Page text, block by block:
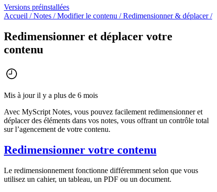
Versions préinstallées
Accueil /Notes /Modifier le contenu /Redimensionner & déplacer/
Redimensionner et déplacer votre
contenu
Mis à jour il y a plus de 6 mois
Avec MyScript Notes, vous pouvez facilement redimensionner et
déplacer des éléments dans vos notes, vous offrant un contrôle total
sur l’agencement de votre contenu.
Redimensionner votre contenu
Le redimensionnement fonctionne différemment selon que vous
utilisez un cahier, un tableau, un PDF ou un document.